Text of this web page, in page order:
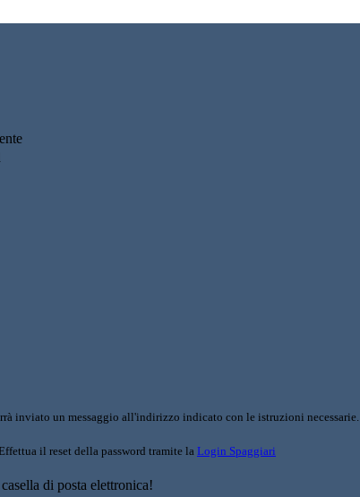
inviato un messaggio all'indirizzo indicato con le istruzioni necessarie.
il reset della password tramite la Login Spaggiari
di posta elettronica!